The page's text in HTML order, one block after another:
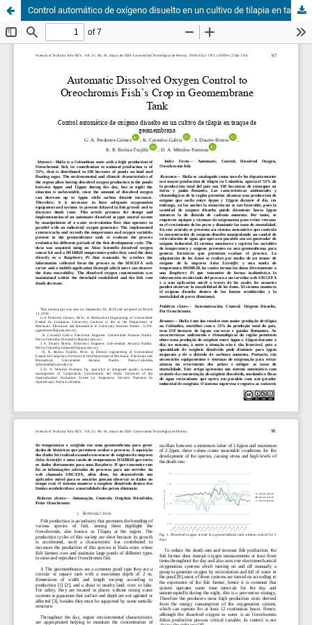
Control automático de oxígeno disuelto en un cultivo de tilapia en tanque de geomembrana